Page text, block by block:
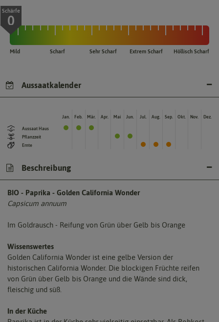
Schärfe
0
Mild Scharf Sehr Scharf Extrem Scharf Höllisch Scharf
Aussaatkalender
Aussaat Haus
Pflanzzeit
Ernte
Jan. Feb. Mär. Apr. Mai Jun. Jul. Aug. Sep. Okt. Nov. Dez.
Beschreibung
BIO - Paprika - Golden California Wonder
Capsicum annuum
Im Goldrausch - Reifung von Grün über Gelb bis Orange
Wissenswertes
Golden California Wonder ist eine gelbe Version der
historischen California Wonder. Die blockigen Früchte reifen
von Grün über Gelb bis Orange und die Wände sind dick,
fleischig und süß.
In der Küche